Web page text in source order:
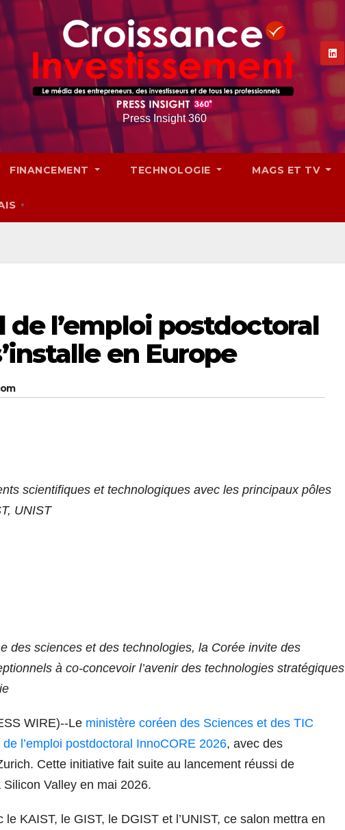
Press Insight 360
FINANCEMENT TECHNOLOGIE MAGS ET TV
▼
de l’emploi postdoctoral
en Europe
scientifiques et technologiques avec les principaux pôles
UNIST
des sciences et des technologies, la Corée invite des
à co-concevoir l’avenir des technologies stratégiques
WIRE)--Le ministère coréen des Sciences et des TIC
l’emploi postdoctoral InnoCORE 2026, avec des
Cette initiative fait suite au lancement réussi de
Valley en mai 2026.
KAIST, le GIST, le DGIST et l’UNIST, ce salon mettra en